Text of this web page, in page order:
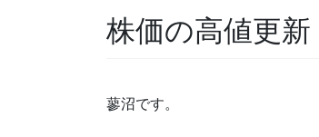
株価の高値更新
蓼沼です。